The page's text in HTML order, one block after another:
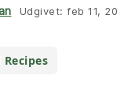
Udgivet: feb 11,